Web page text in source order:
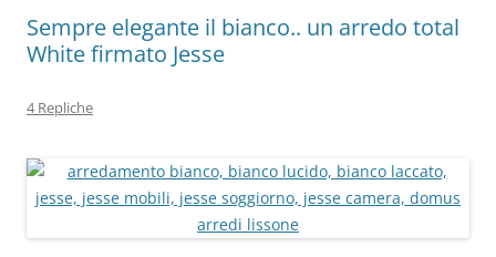
Sempre elegante il bianco.. un arredo total
White firmato Jesse
4 Repliche